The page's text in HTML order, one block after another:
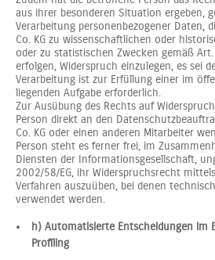
aus ihrer besonderen Situation ergeben,
Verarbeitung personenbezogener Daten,
Co. KG zu wissenschaftlichen oder
oder zu statistischen Zwecken gemäß Art.
erfolgen, Widerspruch einzulegen, es sei
Verarbeitung ist zur Erfüllung einer im
liegenden Aufgabe erforderlich.
Zur Ausübung des Rechts auf
Person direkt an den
Co. KG oder einen anderen Mitarbeiter
Person steht es ferner frei, im
Diensten der Informationsgesellschaft,
2002/58/EG, ihr Widerspruchsrecht
Verfahren auszuüben, bei denen
verwendet werden.
h) Automatisierte Entscheidungen im
Profiling